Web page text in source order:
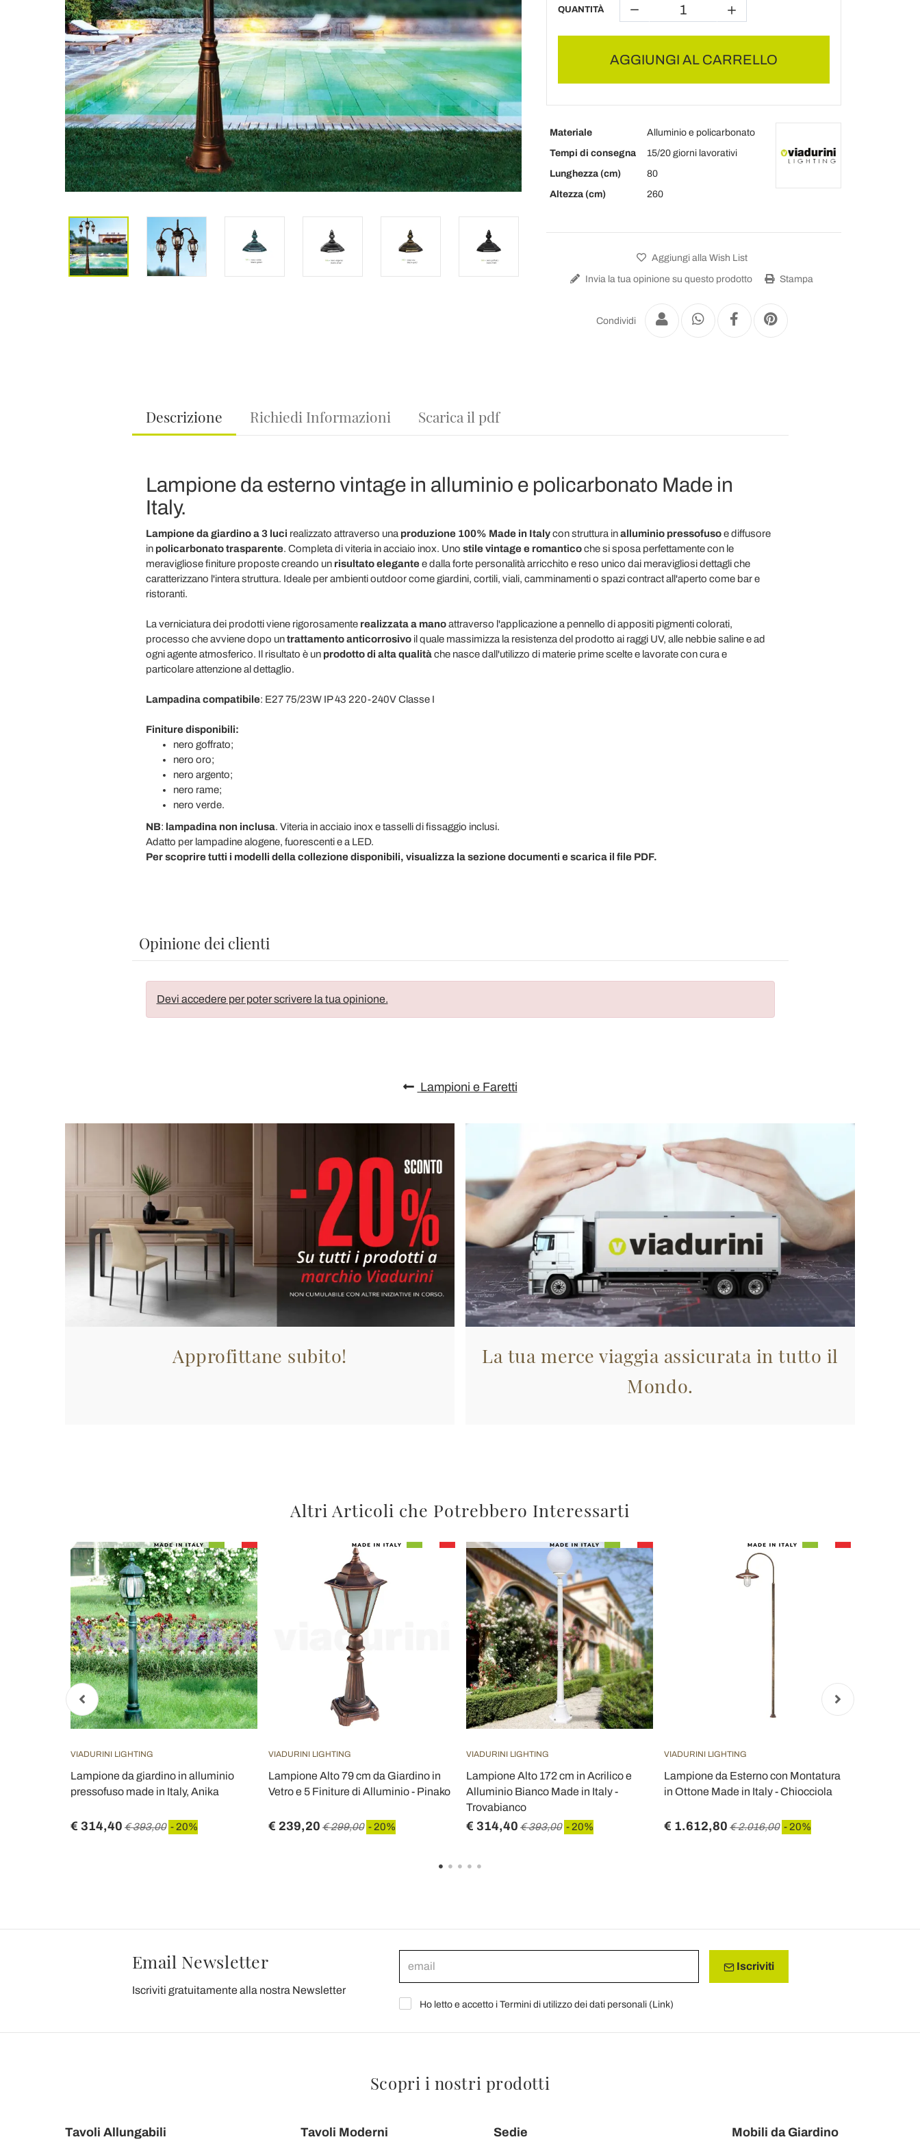
QUANTITÀ
AGGIUNGI AL CARRELLO
Materiale
Alluminio e policarbonato
Tempi di consegna
15/20 giorni lavorativi
Lunghezza (cm)
80
Altezza (cm)
260
Aggiungi alla Wish List
Invia la tua opinione su questo prodotto Stampa
Condividi
Descrizione Richiedi Informazioni Scarica il pdf
Lampione da esterno vintage in alluminio e policarbonato Made in
Italy.
Lampione da giardino a 3 luci realizzato attraverso una produzione 100% Made in Italycon struttura inalluminio pressofusoe diffusore
inpolicarbonato trasparente. Completa di viteria in acciaio inox. Uno stile vintage e romanticoche si sposa perfettamente con le
meravigliose finiture proposte creando unrisultato elegantee dalla forte personalità arricchito e reso unico dai meravigliosi dettagli che
caratterizzano l'intera struttura. Ideale per ambienti outdoor come giardini, cortili, viali, camminamenti o spazi contract all'aperto come bar e
ristoranti.
La verniciatura dei prodotti viene rigorosamente realizzata a manoattraverso l'applicazione a pennello di appositi pigmenti colorati,
processo che avviene dopo untrattamento anticorrosivoil quale massimizza la resistenza del prodotto ai raggi UV, alle nebbie saline e ad
ogni agente atmosferico. Il risultato è un prodotto di alta qualitàche nasce dall'utilizzo di materie prime scelte e lavorate con cura e
particolare attenzione al dettaglio.
Lampadina compatibile: E27 75/23W IP 43 220-240V Classe I
Finiture disponibili:
nero goffrato;
nero oro;
nero argento;
nero rame;
nero verde.
NB: lampadina non inclusa. Viteria in acciaio inox e tasselli di fissaggio inclusi.
Adatto per lampadine alogene, fuorescenti e a LED.
Per scoprire tutti i modelli della collezione disponibili, visualizza la sezione documenti e scarica il file PDF.
Opinione dei clienti
Devi accedere per poter scrivere la tua opinione.
Lampioni e Faretti
Approfittane subito!
La tua merce viaggia assicurata in tutto il
Mondo.
Altri Articoli che Potrebbero Interessarti
VIADURINI LIGHTING
Lampione da giardino in alluminio
pressofuso made in Italy, Anika
€ 314,40 € 393,00 - 20%
VIADURINI LIGHTING
Lampione Alto 79 cm da Giardino in
Vetro e 5 Finiture di Alluminio - Pinako
€ 239,20 € 299,00 - 20%
VIADURINI LIGHTING
Lampione Alto 172 cm in Acrilico e
Alluminio Bianco Made in Italy -
Trovabianco
€ 314,40 € 393,00 - 20%
VIADURINI LIGHTING
Lampione da Esterno con Montatura
in Ottone Made in Italy - Chiocciola
€ 1.612,80 € 2.016,00 - 20%
Email Newsletter
Iscriviti gratuitamente alla nostra Newsletter
Iscriviti
Ho letto e accetto i Termini di utilizzo dei dati personali (Link)
Scopri i nostri prodotti
Tavoli Allungabili Tavoli Moderni Sedie Mobili da Giardino